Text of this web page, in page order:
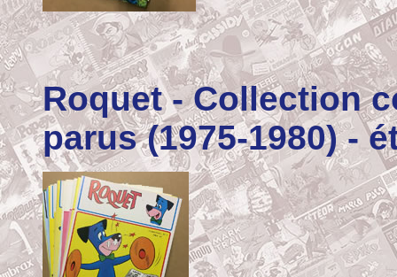
Roquet- Collection
parus (1975-1980) -